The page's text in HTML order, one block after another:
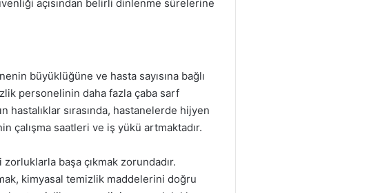
açısından belirli dinlenme sürelerine
büyüklüğüne ve hasta sayısına bağlı
personelinin daha fazla çaba sarf
sırasında, hastanelerde hijyen
çalışma saatleri ve iş yükü artmaktadır.
başa çıkmak zorundadır.
kimyasal temizlik maddelerini doğru